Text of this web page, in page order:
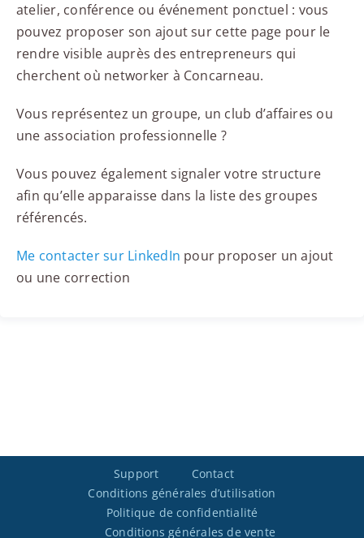
atelier, conférence ou événement ponctuel : vous
pouvez proposer son ajout sur cette page pour le
rendre visible auprès des entrepreneurs qui
cherchent où networker à Concarneau.
Vous représentez un groupe, un club d’affaires ou
une association professionnelle ?
Vous pouvez également signaler votre structure
afin qu’elle apparaisse dans la liste des groupes
référencés.
Me contacter sur LinkedIn pour proposer un ajout
ou une correction
Support
Contact
Conditions générales d’utilisation
Politique de confidentialité
Conditions générales de vente